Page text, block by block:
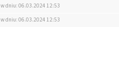
w dniu: 06.03.2024 12:53
w dniu: 06.03.2024 12:53